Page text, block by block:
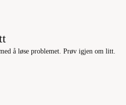
å løse problemet. Prøv igjen om litt.